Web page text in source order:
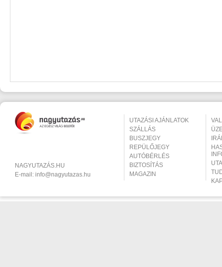
NAGYUTAZÁS.HU
E-mail: info@nagyutazas.hu
UTAZÁSI AJÁNLATOK
SZÁLLÁS
BUSZJEGY
REPÜLŐJEGY
AUTÓBÉRLÉS
BIZTOSÍTÁS
MAGAZIN